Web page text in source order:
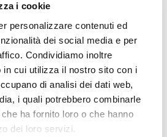
i cookie
personalizzare contenuti ed
dei social media e per
Condividiamo inoltre
in cui utilizza il nostro sito con i
di analisi dei dati web,
i quali potrebbero combinarle
ha fornito loro o che hanno
dei loro servizi.